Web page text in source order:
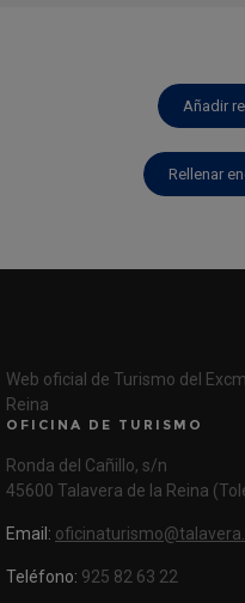
Añadir
Rellenar
Web oficial de Turismo del
Reina
OFICINA DE TURISMO
Ronda del Cañillo, s/n
45600 Talavera de la Reina
Email:
Teléfono: 925 82 63 22